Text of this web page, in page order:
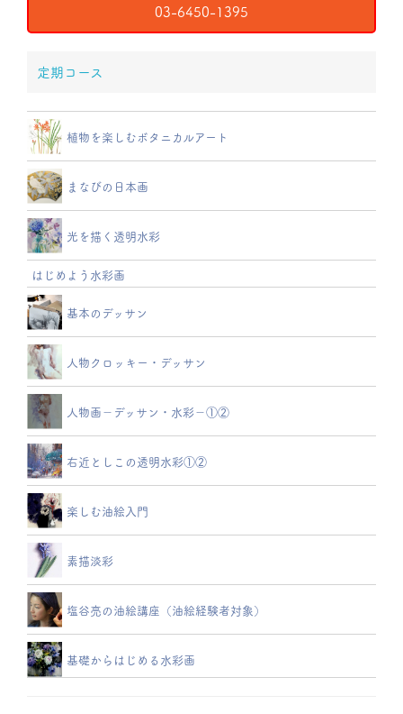
03-6450-1395
定期コース
植物を楽しむボタニカルアート
まなびの日本画
光を描く透明水彩
はじめよう水彩画
基本のデッサン
人物クロッキー・デッサン
人物画－デッサン・水彩－①②
右近としこの透明水彩①②
楽しむ油絵入門
素描淡彩
塩谷亮の油絵講座（油絵経験者対象）
基礎からはじめる水彩画